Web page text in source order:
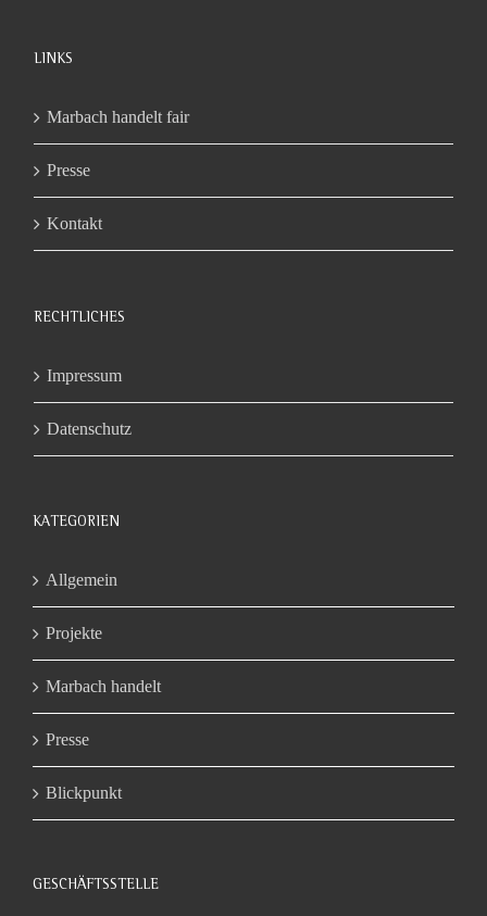
LINKS
Marbach handelt fair
Presse
Kontakt
RECHTLICHES
Impressum
Datenschutz
KATEGORIEN
Allgemein
Projekte
Marbach handelt
Presse
Blickpunkt
GESCHÄFTSSTELLE